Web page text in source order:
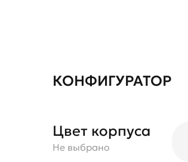
КОНФИГУРАТОР
Цвет корпуса
Не выбрано